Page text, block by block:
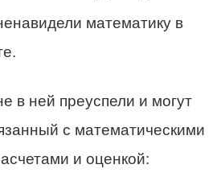
математику в
в ней преуспели и могут
с математическими
и оценкой: